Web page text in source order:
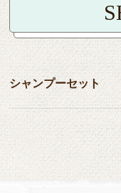
シャンプーセット